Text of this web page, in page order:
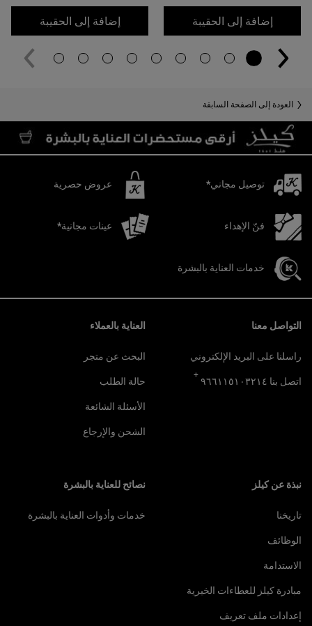
إضافة إلى الحقيبة لوشن الأعشاب بلو سترينجنت
إضافة إلى الحقيبة
العودة إلى الصفحة السابقة
توصيل مجاني* عروض حصرية
فنّ الإهداء عينات مجانية*
خدمات العناية بالبشرة
التواصل معنا
راسلنا على البريد الإلكتروني
اتصل بنا ٩٦٦١١٥١٠٣٢١٤
+
العناية بالعملاء
البحث عن متجر
حالة الطلب
الأسئلة الشائعة
الشحن والإرجاع
نبذة عن كيلز
تاريخنا
الوظائف
الاستدامة
مبادرة كيلز للعطاءات الخيرية
إعدادات ملف تعريف
نصائح للعناية بالبشرة
خدمات وأدوات العناية بالبشرة